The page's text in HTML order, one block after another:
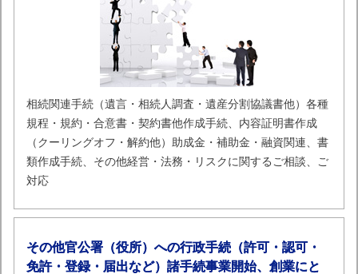
相続関連手続（遺言・相続人調査・遺産分割協議書他）各種
規程・規約・合意書・契約書他作成手続、内容証明書作成
（クーリングオフ・解約他）助成金・補助金・融資関連、書
類作成手続、その他経営・法務・リスクに関するご相談、ご
対応
その他官公署（役所）への行政手続（許可・認可・
免許・登録・届出など）諸手続事業開始、創業にと